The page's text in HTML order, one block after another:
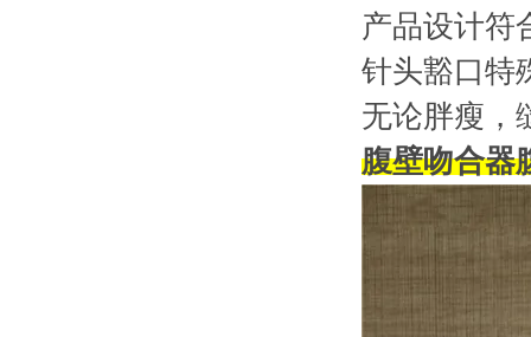
产品设计符
针头豁口特
无论胖瘦，
腹壁吻合器